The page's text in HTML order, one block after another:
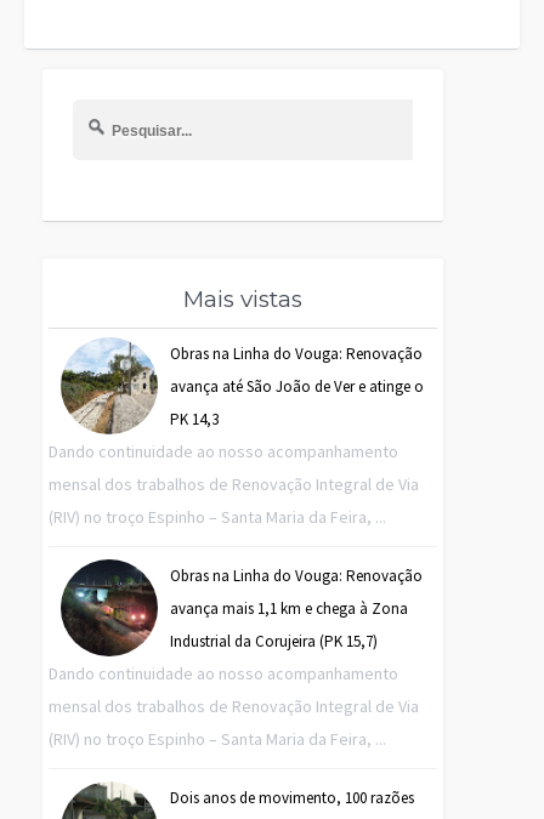
Mais vistas
Obras na Linha do Vouga: Renovação
avança até São João de Ver e atinge o
PK 14,3
Dando continuidade ao nosso acompanhamento
mensal dos trabalhos de Renovação Integral de Via
(RIV) no troço Espinho – Santa Maria da Feira, ...
Obras na Linha do Vouga: Renovação
avança mais 1,1 km e chega à Zona
Industrial da Corujeira (PK 15,7)
Dando continuidade ao nosso acompanhamento
mensal dos trabalhos de Renovação Integral de Via
(RIV) no troço Espinho – Santa Maria da Feira, ...
Dois anos de movimento, 100 razões